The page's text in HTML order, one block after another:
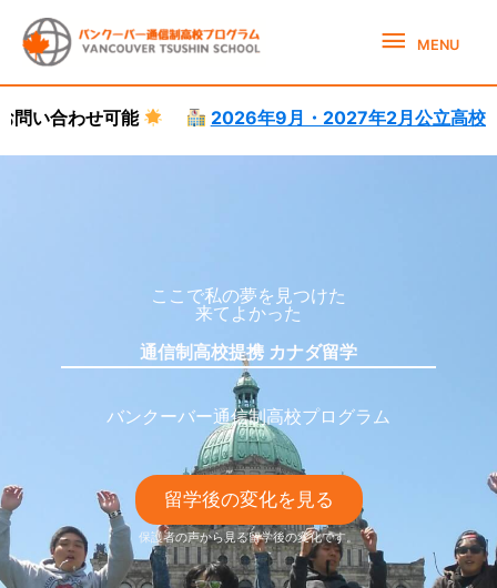
content
MENU
MENU
2026年9月・2027年2月公立高校体験就学受付中。
ここで私の夢を見つけた
来てよかった
通信制高校提携 カナダ留学
バンクーバー通信制高校プログラム
留学後の変化を見る
保護者の声から見る留学後の変化です。